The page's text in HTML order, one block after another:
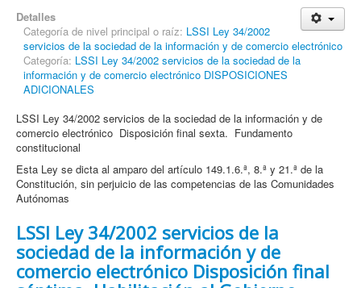
Detalles
Categoría de nivel principal o raíz: LSSI Ley 34/2002
servicios de la sociedad de la información y de comercio electrónico
Categoría: LSSI Ley 34/2002 servicios de la sociedad de la
información y de comercio electrónico DISPOSICIONES
ADICIONALES
LSSI Ley 34/2002 servicios de la sociedad de la información y de
comercio electrónico Disposición final sexta. Fundamento
constitucional
Esta Ley se dicta al amparo del artículo 149.1.6.ª, 8.ª y 21.ª de la
Constitución, sin perjuicio de las competencias de las Comunidades
Autónomas
LSSI Ley 34/2002 servicios de la
sociedad de la información y de
comercio electrónico Disposición final